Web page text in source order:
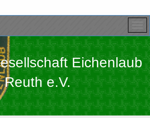
Eichenlaub
Reuth e.V.